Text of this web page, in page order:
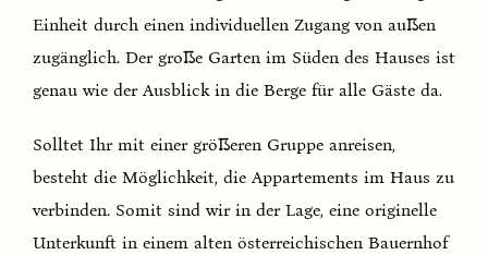
Einheit durch einen individuellen Zugang von außen
zugänglich. Der große Garten im Süden des Hauses ist
genau wie der Ausblick in die Berge für alle Gäste da.
Solltet Ihr mit einer größeren Gruppe anreisen,
besteht die Möglichkeit, die Appartements im Haus zu
verbinden. Somit sind wir in der Lage, eine originelle
Unterkunft in einem alten österreichischen Bauernhof